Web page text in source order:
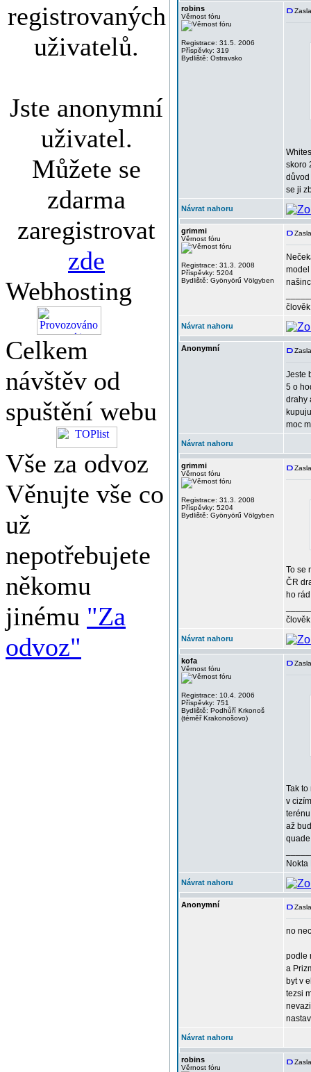
registrovaných
uživatelů.
Jste anonymní
uživatel.
Můžete se
zdarma
zaregistrovat
zde
Webhosting
Celkem
návštěv od
spuštění webu
Vše za odvoz
Věnujte vše co
už
nepotřebujete
někomu
jinému "Za
odvoz"
robins
Věrnost fóru
Registrace: 31.5. 2006
Příspěvky: 319
Bydliště: Ostravsko
skoro
důvod
se ji
Návrat nahoru
grimmi
Věrnost fóru
Registrace: 31.3. 2008
Příspěvky: 5204
Bydliště: Gyönyörű Völgyben
model
Návrat nahoru
Anonymní
Jeste
5 o
drahy
moc
Návrat nahoru
grimmi
Věrnost fóru
Registrace: 31.3. 2008
Příspěvky: 5204
Bydliště: Gyönyörű Völgyben
To se
ČR
ho
Návrat nahoru
kofa
Věrnost fóru
Registrace: 10.4. 2006
Příspěvky: 751
Bydliště: Podhůří Krkonoš
(téměř Krakonošovo)
Tak
v
až
Nokta
Návrat nahoru
Anonymní
no
podle
a
byt v
tezsi
Návrat nahoru
robins
Věrnost fóru